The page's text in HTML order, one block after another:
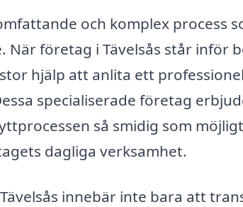
och komplex process
företag i Tävelsås står inför
hjälp att anlita ett
specialiserade företag
så smidig som
dagliga verksamhet.
innebär inte bara att